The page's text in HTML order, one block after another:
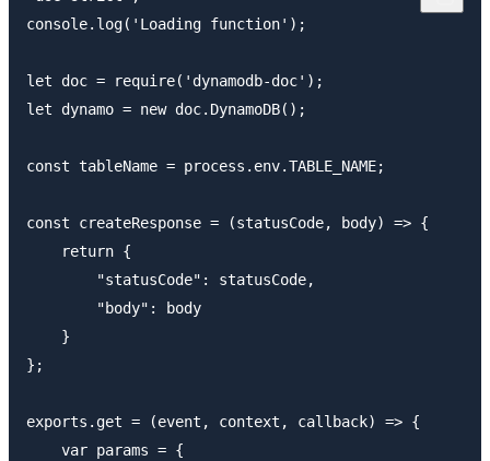
console.log('Loading function');
let doc = require('dynamodb-doc');
let dynamo = new doc.DynamoDB();
const tableName = process.env.TABLE_NAME;
const createResponse = (statusCode, body) => {
    return {
        "statusCode": statusCode,
        "body": body
    }
};
exports.get = (event, context, callback) => {
    var params = {